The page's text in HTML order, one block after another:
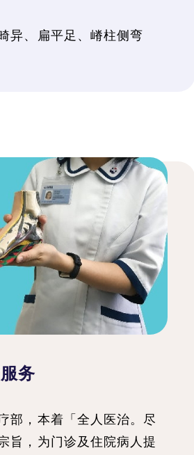
异、扁平足、嵴柱侧弯
务
部，本着「全人医治。尽
旨，为门诊及住院病人提